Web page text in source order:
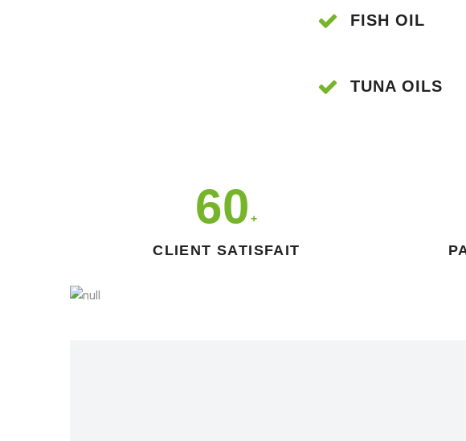
FISH OIL
TUNA OILS
60 +
CLIENT SATISFAIT